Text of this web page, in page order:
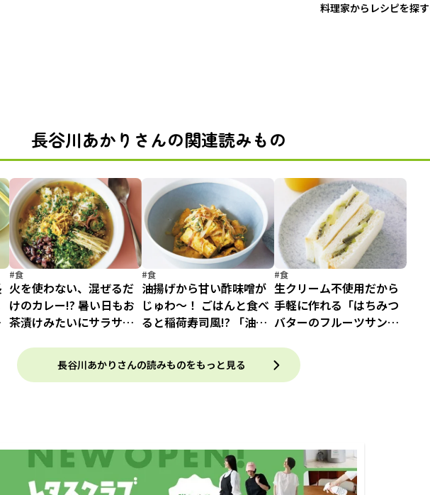
料理家からレシピを探す
長谷川あかりさんの関連読みもの
#食
火を使わない、混ぜるだ
けのカレー!? 暑い日もお
茶漬けみたいにサラサラ
カレー」
#食
油揚げから甘い酢味噌が
じゅわ～！ ごはんと食べ
ると稲荷寿司風!? 「油揚
あえ」
#食
生クリーム不使用だから
手軽に作れる「はちみつ
バターのフルーツサン
長谷川あかりさんの読みものをもっと見る